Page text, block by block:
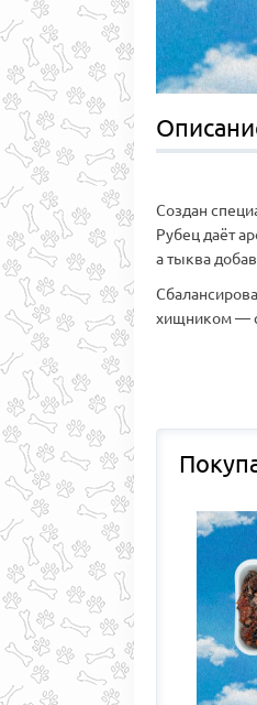
Создан
Рубец даёт
а тыква
хищником —